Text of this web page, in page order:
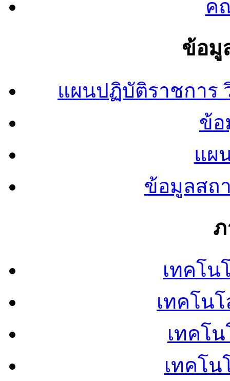
ค
ข้อมู
แผนปฏิบัติราชการ
ข้อ
แผ
ข้อมูลสถ
เทคโน
เทคโน
เทคโ
เทคโน